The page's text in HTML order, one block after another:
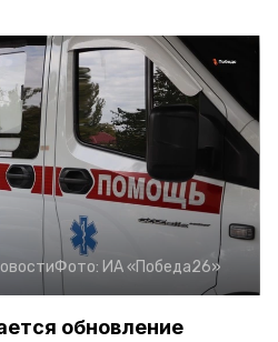
Фото: ИА «Победа26»
обновление